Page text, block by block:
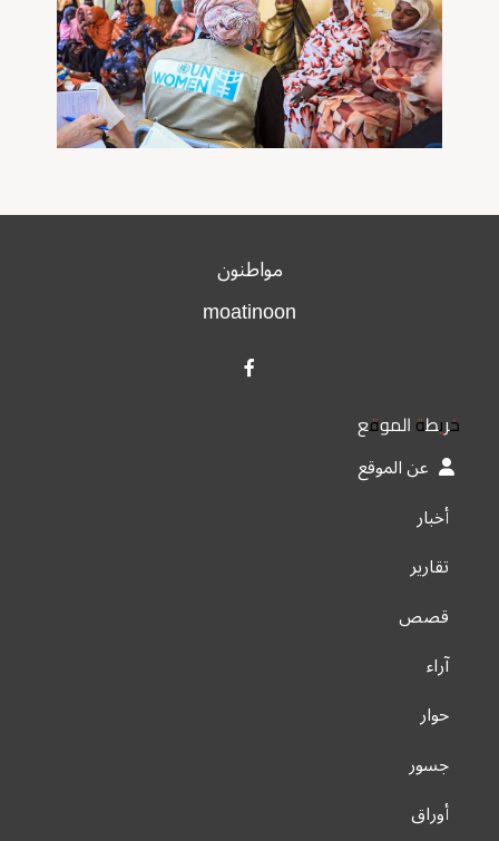
مواطنون
moatinoon
خريطة الموقع
عن الموقع
أخبار
تقارير
قصص
آراء
حوار
جسور
أوراق